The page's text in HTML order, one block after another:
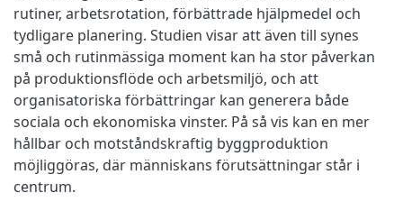
rutiner, arbetsrotation, förbättrade hjälpmedel och
tydligare planering. Studien visar att även till synes
små och rutinmässiga moment kan ha stor påverkan
på produktionsflöde och arbetsmiljö, och att
organisatoriska förbättringar kan generera både
sociala och ekonomiska vinster. På så vis kan en mer
hållbar och motståndskraftig byggproduktion
möjliggöras, där människans förutsättningar står i
centrum.